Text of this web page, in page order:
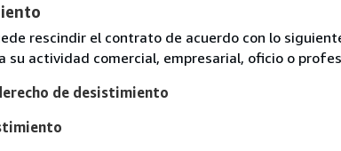
rescindir el contrato de acuerdo con lo
su actividad comercial, empresarial, oficio o
de desistimiento